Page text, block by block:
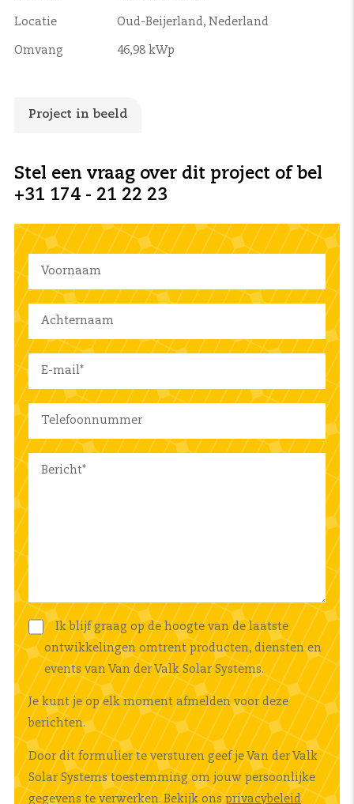
Locatie Oud-Beijerland, Nederland
Omvang 46,98 kWp
Project in beeld
Stel een vraag over dit project of bel
+31 174 - 21 22 23
Ik blijf graag op de hoogte van de laatste
ontwikkelingen omtrent producten, diensten en
events van Van der Valk Solar Systems.
Je kunt je op elk moment afmelden voor deze
berichten.
Door dit formulier te versturen geef je Van der Valk
Solar Systems toestemming om jouw persoonlijke
gegevens te verwerken. Bekijk onsprivacybeleid